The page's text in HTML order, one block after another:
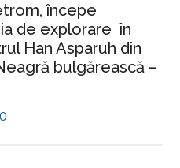
începe
de explorare în
Han Asparuh din
bulgărească –